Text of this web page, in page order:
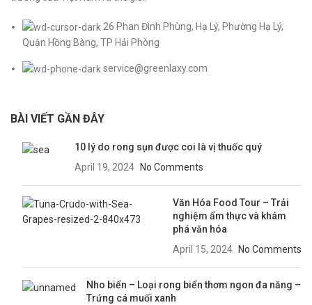
26 Phan Đình Phùng, Hạ Lý, Phường Hạ Lý,
Quận Hồng Bàng, TP Hải Phòng
service@greenlaxy.com
BÀI VIẾT GẦN ĐÂY
10 lý do rong sụn được coi là vị thuốc quý
April 19, 2024
No Comments
Văn Hóa Food Tour – Trải
nghiệm ẩm thực và khám
phá văn hóa
April 15, 2024
No Comments
Nho biển – Loại rong biển thơm ngon đa năng –
Trứng cá muối xanh